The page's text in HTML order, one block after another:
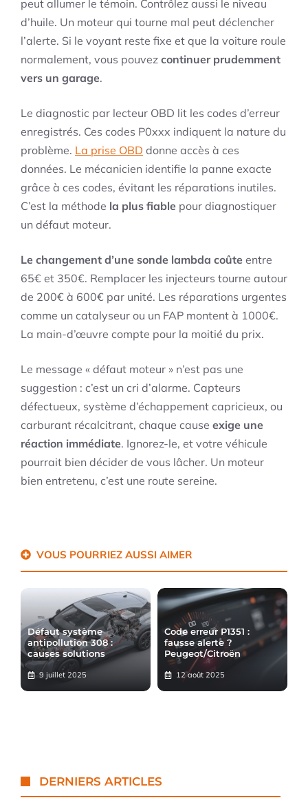
peut allumer le témoin. Contrôlez aussi le niveau
d’huile. Un moteur qui tourne mal peut déclencher
l’alerte. Si le voyant reste fixe et que la voiture roule
normalement, vous pouvez continuer prudemment
vers un garage.
Le diagnostic par lecteur OBD lit les codes d’erreur
enregistrés. Ces codes P0xxx indiquent la nature du
problème. La prise OBD donne accès à ces
données. Le mécanicien identifie la panne exacte
grâce à ces codes, évitant les réparations inutiles.
C’est la méthode la plus fiable pour diagnostiquer
un défaut moteur.
Le changement d’une sonde lambda coûte entre
65€ et 350€. Remplacer les injecteurs tourne autour
de 200€ à 600€ par unité. Les réparations urgentes
comme un catalyseur ou un FAP montent à 1000€.
La main-d’œuvre compte pour la moitié du prix.
Le message « défaut moteur » n’est pas une
suggestion : c’est un cri d’alarme. Capteurs
défectueux, système d’échappement capricieux, ou
carburant récalcitrant, chaque cause exige une
réaction immédiate. Ignorez-le, et votre véhicule
pourrait bien décider de vous lâcher. Un moteur
bien entretenu, c’est une route sereine.
VOUS POURRIEZ AUSSI AIMER
Défaut système
antipollution 308 :
causes solutions
9 juillet 2025
Code erreur P1351 :
fausse alerte ?
Peugeot/Citroën
12 août 2025
DERNIERS ARTICLES